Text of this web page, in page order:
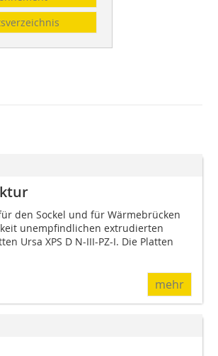
den Sockel und für Wärmebrücken
unempfindlichen extrudierten
Ursa XPS D N-III-PZ-I. Die Platten
mehr